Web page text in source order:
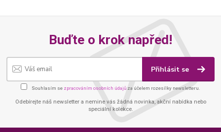
Buďte o krok napřed!
Přihlásit se
Souhlasím se zpracováním osobních údajů za účelem rozesílky newsletteru.
Odebírejte náš newsletter a nemine vás žádná novinka, akční nabídka nebo
speciální kolekce.